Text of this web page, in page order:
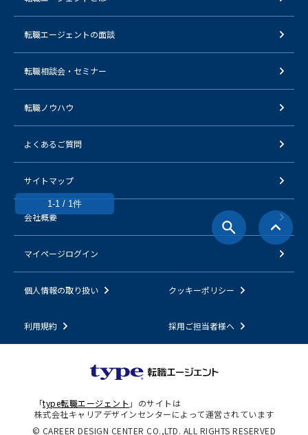
1-1 / 1件
転職エージェントの面談
転職相談会・セミナー
転職ノウハウ
よくあるご質問
サイトマップ
会社概要
マイページログイン
個人情報の取り扱い クッキーポリシー
利用規約 採用ご担当者様へ
「type転職エージェント 」のサイトは
株式会社キャリアデザインセンターによって運営されています
© CAREER DESIGN CENTER CO.,LTD. ALL RIGHTS RESERVED